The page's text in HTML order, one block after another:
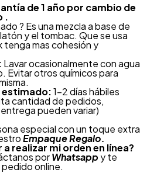
de 1 año por cambio de
.
? Es una mezcla a base de
y el tombac. Que se usa
tenga mas cohesión y
Lavar ocasionalmente con agua
Evitar otros químicos para
estimado:1-2 días hábiles
cantidad de pedidos,
pueden variar)
especial con un toque extra
Empaque Regalo.
realizar mi orden en línea?
porWhatsapp y te
online.